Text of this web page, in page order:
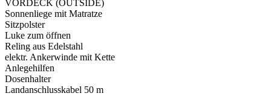
VORDECK (OUTSIDE)
Sonnenliege mit Matratze
Sitzpolster
Luke zum öffnen
Reling aus Edelstahl
elektr. Ankerwinde mit Kette
Anlegehilfen
Dosenhalter
Landanschlusskabel 50 m